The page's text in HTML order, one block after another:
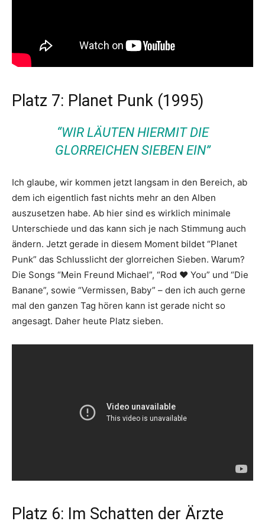
Platz 7: Planet Punk (1995)
“WIR LÄUTEN HIERMIT DIE
GLORREICHEN SIEBEN EIN”
Ich glaube, wir kommen jetzt langsam in den Bereich, ab
dem ich eigentlich fast nichts mehr an den Alben
auszusetzen habe. Ab hier sind es wirklich minimale
Unterschiede und das kann sich je nach Stimmung auch
ändern. Jetzt gerade in diesem Moment bildet “Planet
Punk” das Schlusslicht der glorreichen Sieben. Warum?
Die Songs “Mein Freund Michael”, “Rod ♥ You” und “Die
Banane”, sowie “Vermissen, Baby” – den ich auch gerne
mal den ganzen Tag hören kann ist gerade nicht so
angesagt. Daher heute Platz sieben.
Platz 6: Im Schatten der Ärzte